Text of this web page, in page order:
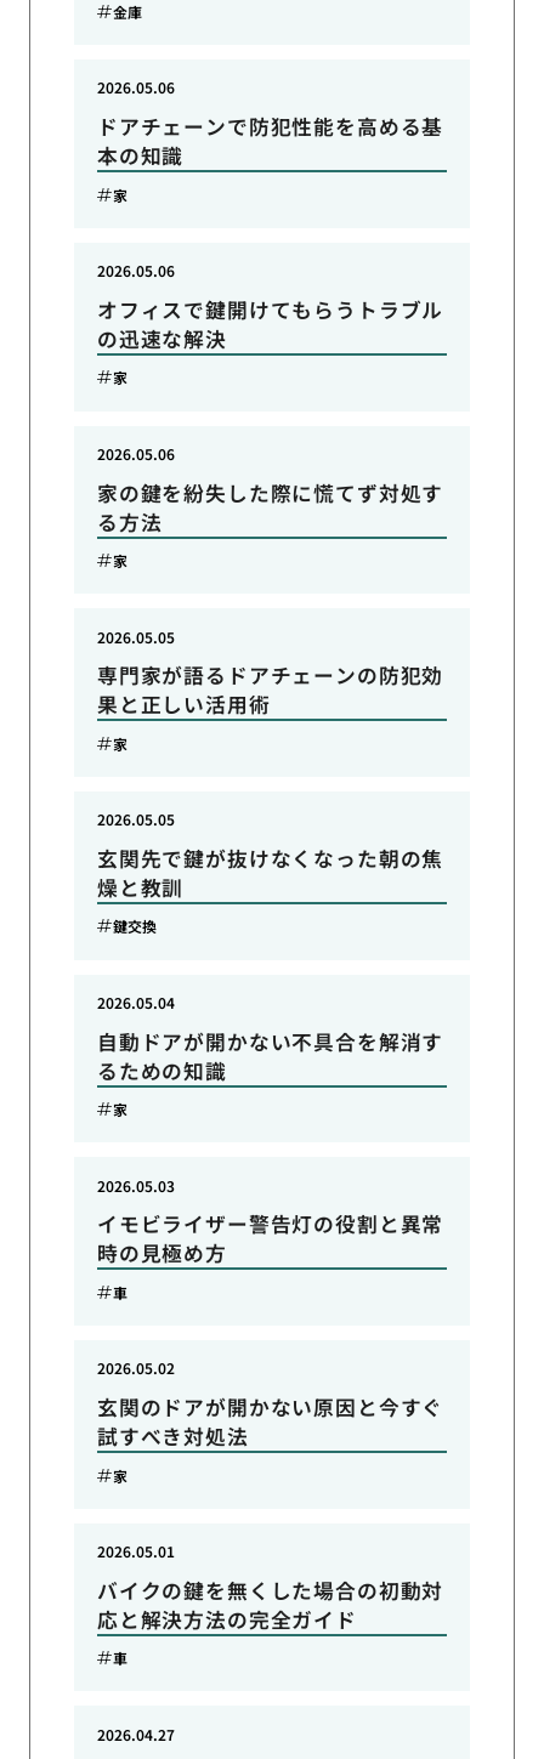
金庫
ドアチェーンで防犯性能を高める基
本の知識
2026.05.06
家
オフィスで鍵開けてもらうトラブル
の迅速な解決
2026.05.06
家
家の鍵を紛失した際に慌てず対処す
る方法
2026.05.06
家
専門家が語るドアチェーンの防犯効
果と正しい活用術
2026.05.05
家
玄関先で鍵が抜けなくなった朝の焦
燥と教訓
2026.05.05
鍵交換
自動ドアが開かない不具合を解消す
るための知識
2026.05.04
家
イモビライザー警告灯の役割と異常
時の見極め方
2026.05.03
車
玄関のドアが開かない原因と今すぐ
試すべき対処法
2026.05.02
家
バイクの鍵を無くした場合の初動対
応と解決方法の完全ガイド
2026.05.01
車
2026.04.27